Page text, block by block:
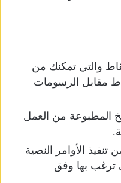
والتي تمكنك من
مقابل الرسومات
المطبوعة من العمل
الأوامر النصية
ترغب بها وفق